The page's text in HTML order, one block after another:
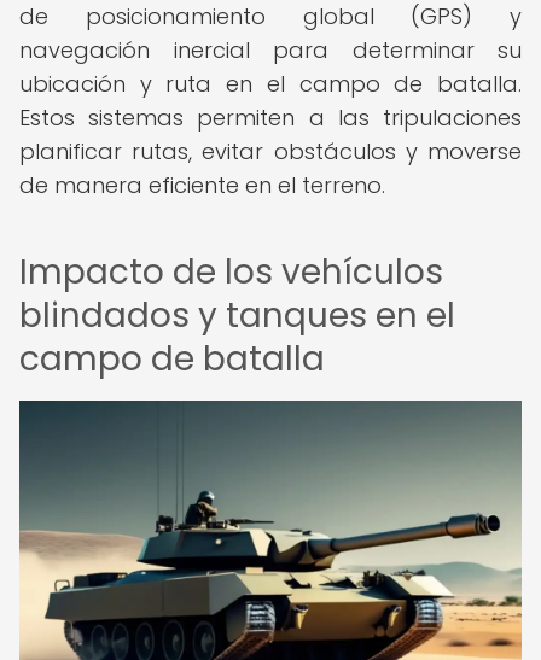
de posicionamiento global (GPS) y
navegación inercial para determinar su
ubicación y ruta en el campo de batalla.
Estos sistemas permiten a las tripulaciones
planificar rutas, evitar obstáculos y moverse
de manera eficiente en el terreno.
Impacto de los vehículos
blindados y tanques en el
campo de batalla